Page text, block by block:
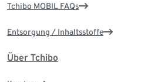
Tchibo MOBIL FAQs
Entsorgung / Inhaltsstoffe
Über Tchibo